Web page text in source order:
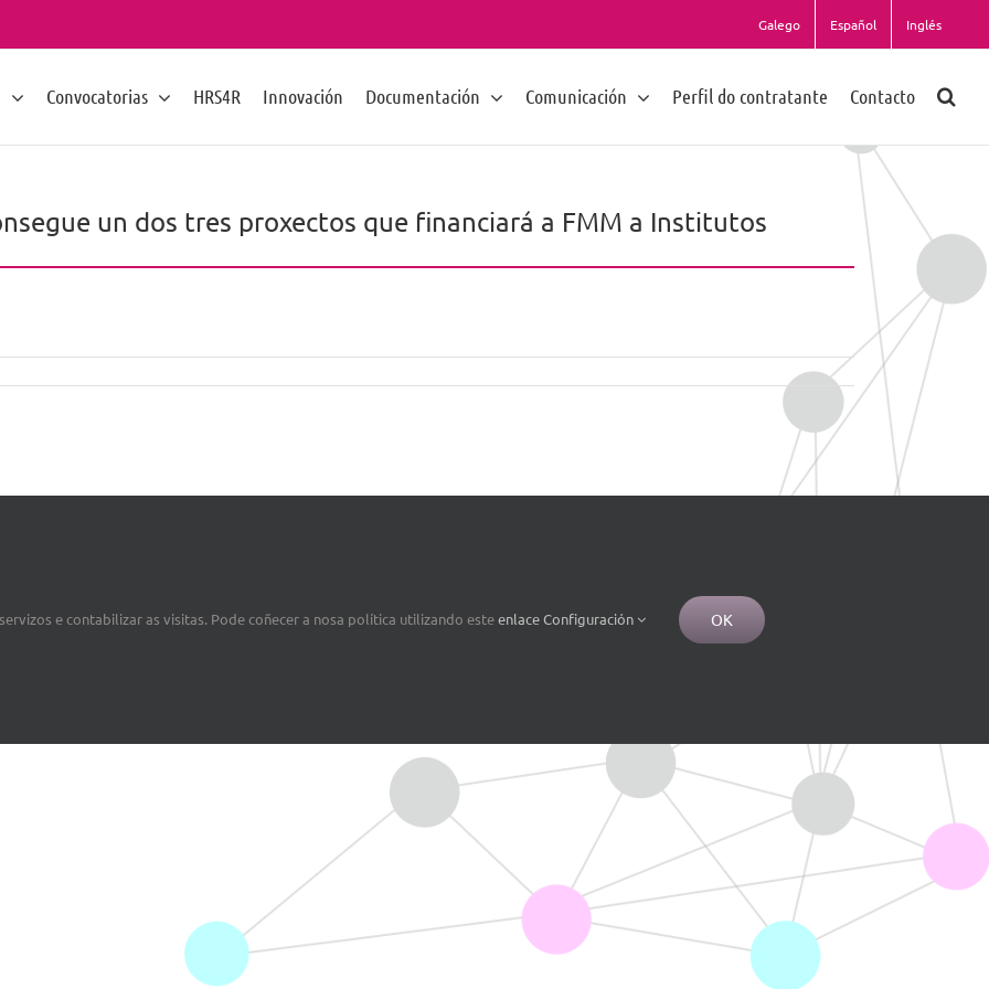
Galego Español Inglés
Convocatorias HRS4R Innovación Documentación Comunicación Perfil do contratante Contacto
un dos tres proxectos que financiará a FMM a Institutos
e contabilizar as visitas. Pode coñecer a nosa política utilizando esteenlaceConfiguración OK